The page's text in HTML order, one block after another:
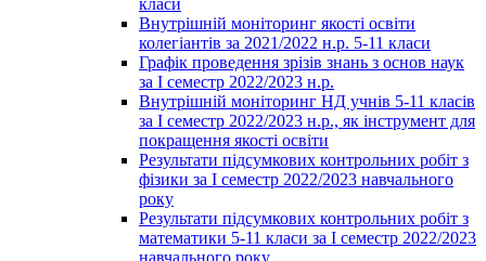
Внутрішній моніторинг якості освіти
колегіантів за 2021/2022 н.р. 5-11 класи
Графік проведення зрізів знань з основ наук
за І семестр 2022/2023 н.р.
Внутрішній моніторинг НД учнів 5-11 класів
за І семестр 2022/2023 н.р., як інструмент для
покращення якості освіти
Результати підсумкових контрольних робіт з
фізики за І семестр 2022/2023 навчального
року
Результати підсумкових контрольних робіт з
математики 5-11 класи за І семестр 2022/2023
навчального року